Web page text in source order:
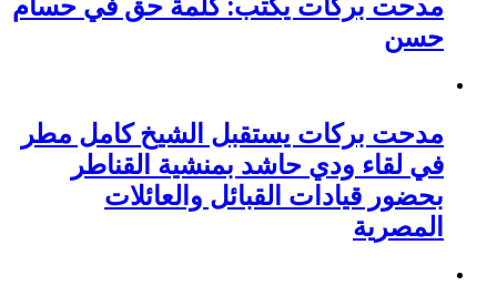
مدحت بركات يكتب: كلمة حق في حسام
حسن
مدحت بركات يستقبل الشيخ كامل مطر
في لقاء ودي حاشد بمنشية القناطر
بحضور قيادات القبائل والعائلات
المصرية